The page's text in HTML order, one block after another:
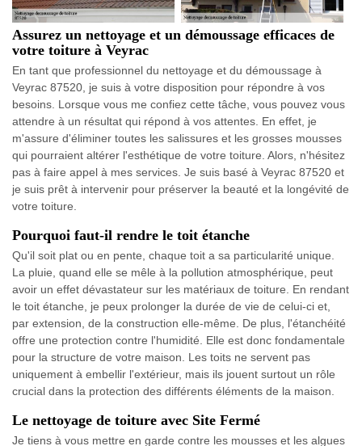
Assurez un nettoyage et un démoussage efficaces de
votre toiture à Veyrac
En tant que professionnel du nettoyage et du démoussage à
Veyrac 87520, je suis à votre disposition pour répondre à vos
besoins. Lorsque vous me confiez cette tâche, vous pouvez vous
attendre à un résultat qui répond à vos attentes. En effet, je
m'assure d'éliminer toutes les salissures et les grosses mousses
qui pourraient altérer l'esthétique de votre toiture. Alors, n'hésitez
pas à faire appel à mes services. Je suis basé à Veyrac 87520 et
je suis prêt à intervenir pour préserver la beauté et la longévité de
votre toiture.
Pourquoi faut-il rendre le toit étanche
Qu'il soit plat ou en pente, chaque toit a sa particularité unique.
La pluie, quand elle se mêle à la pollution atmosphérique, peut
avoir un effet dévastateur sur les matériaux de toiture. En rendant
le toit étanche, je peux prolonger la durée de vie de celui-ci et,
par extension, de la construction elle-même. De plus, l'étanchéité
offre une protection contre l'humidité. Elle est donc fondamentale
pour la structure de votre maison. Les toits ne servent pas
uniquement à embellir l'extérieur, mais ils jouent surtout un rôle
crucial dans la protection des différents éléments de la maison.
Le nettoyage de toiture avec Site Fermé
Je tiens à vous mettre en garde contre les mousses et les algues